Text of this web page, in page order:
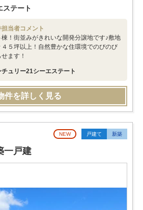
ステート
担当者コメント
棟！街並みがきれいな開発分譲地です♪敷地
４５坪以上！自然豊かな住環境でのびのび
ます！
チュリー21シーエステート
件を詳しく見る
NEW 戸建て 新築
一戸建